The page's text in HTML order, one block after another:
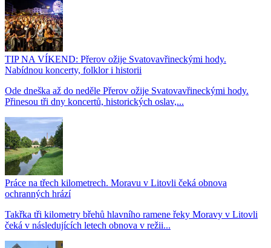
TIP NA VÍKEND: Přerov ožije Svatovavřineckými hody.
Nabídnou koncerty, folklor i historii
Ode dneška až do neděle Přerov ožije Svatovavřineckými hody.
Přinesou tři dny koncertů, historických oslav,...
Práce na třech kilometrech. Moravu v Litovli čeká obnova
ochranných hrází
Takřka tři kilometry břehů hlavního ramene řeky Moravy v Litovli
čeká v následujících letech obnova v režii...